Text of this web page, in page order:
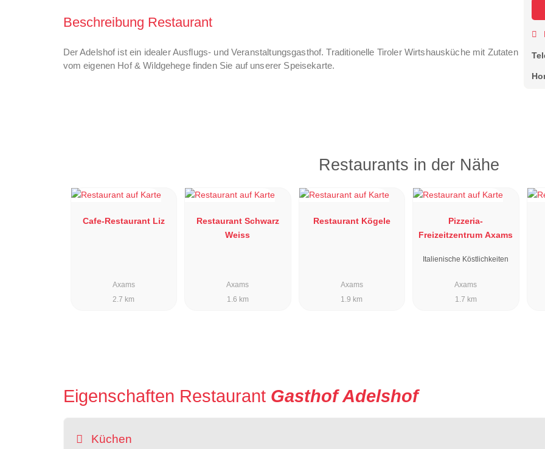
Beschreibung Restaurant
Der Adelshof ist ein idealer Ausflugs- und Veranstaltungsgasthof. Traditionelle Tiroler Wirtshausküche mit Zutaten
vom eigenen Hof & Wildgehege finden Sie auf unserer Speisekarte.
Restaurants in der Nähe
Cafe-Restaurant Liz
Axams
2.7 km
Restaurant Schwarz
Weiss
Axams
1.6 km
Restaurant Kögele
Axams
1.9 km
Pizzeria-
Freizeitzentrum Axams
Italienische Köstlichkeiten
Axams
1.7 km
Eigenschaften Restaurant Gasthof Adelshof
Küchen